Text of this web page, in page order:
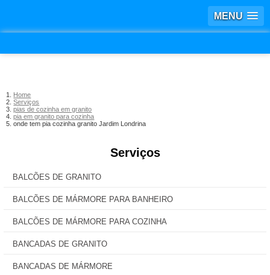
MENU
Home
Serviços
pias de cozinha em granito
pia em granito para cozinha
onde tem pia cozinha granito Jardim Londrina
Serviços
BALCÕES DE GRANITO
BALCÕES DE MÁRMORE PARA BANHEIRO
BALCÕES DE MÁRMORE PARA COZINHA
BANCADAS DE GRANITO
BANCADAS DE MÁRMORE